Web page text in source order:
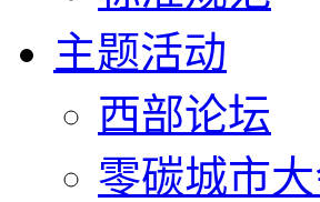
主题活动
西部论坛
零碳城市